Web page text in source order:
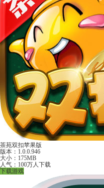
茶苑双扣苹果版
版本：1.0.0.946
大小：175MB
人气：100万人下载
下载游戏